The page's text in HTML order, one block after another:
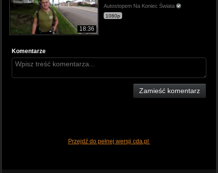
18:36
Autostopem Na Koniec Świata
1080p
Komentarze
Zamieść komentarz
Przejdź do pełnej wersji cda.pl